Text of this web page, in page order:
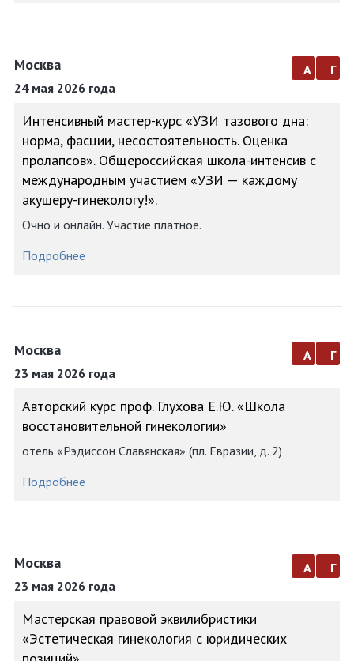
Москва
24 мая 2026 года
а г
Интенсивный мастер-курс «УЗИ тазового дна:
норма, фасции, несостоятельность. Оценка
пролапсов». Общероссийская школа-интенсив с
международным участием «УЗИ — каждому
акушеру-гинекологу!».
Очно и онлайн. Участие платное.
Подробнее
Москва
23 мая 2026 года
а г
Авторский курс проф. Глухова Е.Ю. «Школа
восстановительной гинекологии»
отель «Рэдиссон Славянская» (пл. Евразии, д. 2)
Подробнее
Москва
23 мая 2026 года
а г
Мастерская правовой эквилибристики
«Эстетическая гинекология с юридических